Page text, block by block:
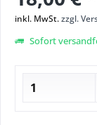
inkl. MwSt.zzgl.
Sofort